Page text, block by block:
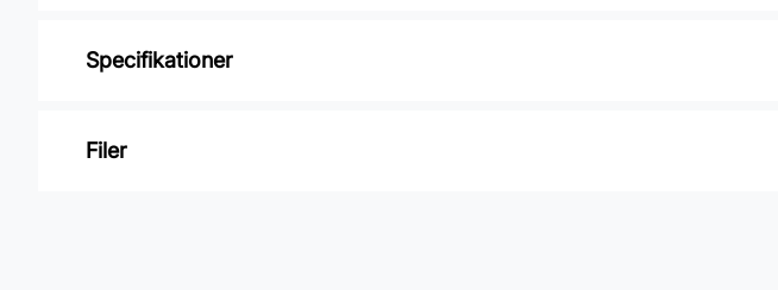
Specifikationer
Varumärke: Midbec Tapeter
Filer